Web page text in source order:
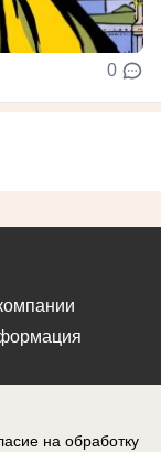
0
на обработку